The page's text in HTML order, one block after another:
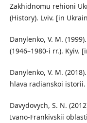
Zakhidnomu rehioni
(History). Lviv. [in
Danylenko, V. M.
(1946–1980-i rr.). Kyiv.
Danylenko, V. M.
hlava radianskoi
Davydovych, S. N.
Ivano-Frankivskii